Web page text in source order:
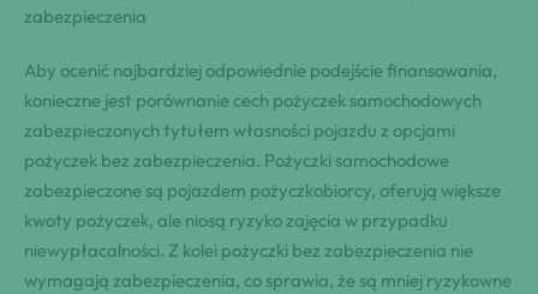
zabezpieczenia
Aby ocenić najbardziej odpowiednie podejście finansowania,
konieczne jest porównanie cech pożyczek samochodowych
zabezpieczonych tytułem własności pojazdu z opcjami
pożyczek bez zabezpieczenia. Pożyczki samochodowe
zabezpieczone są pojazdem pożyczkobiorcy, oferują większe
kwoty pożyczek, ale niosą ryzyko zajęcia w przypadku
niewypłacalności. Z kolei pożyczki bez zabezpieczenia nie
wymagają zabezpieczenia, co sprawia, że są mniej ryzykowne